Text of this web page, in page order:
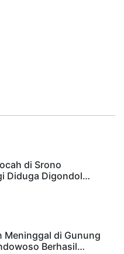
di Srono
Diduga Digondol…
Meninggal di Gunung
Berhasil…